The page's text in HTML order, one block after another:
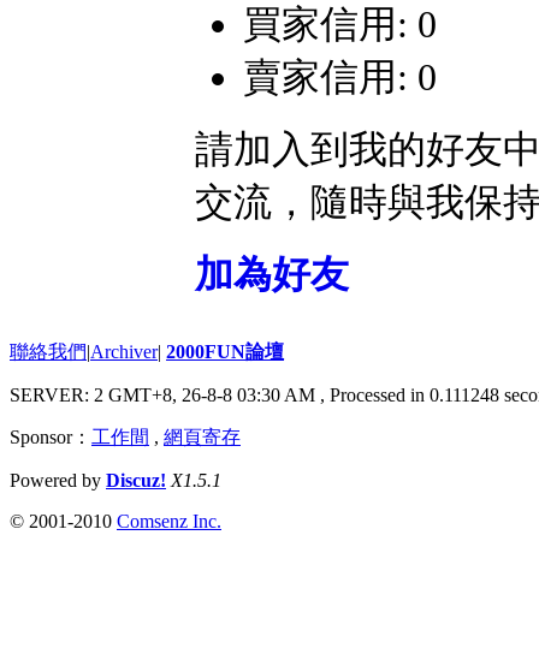
買家信用: 0
賣家信用: 0
請加入到我的好友
交流，隨時與我保
加為好友
聯絡我們|Archiver| 2000FUN論壇
SERVER: 2 GMT+8, 26-8-8 03:30 AM , Processed in 0.111248
Sponsor： 工作間 , 網頁寄存
Powered by Discuz! X1.5.1
© 2001-2010 Comsenz Inc.